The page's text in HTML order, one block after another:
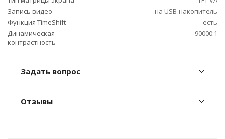
Запись видео
на USB-накопитель
Функция TimeShift
есть
Динамическая
контрастность
90000:1
Задать вопрос
Отзывы